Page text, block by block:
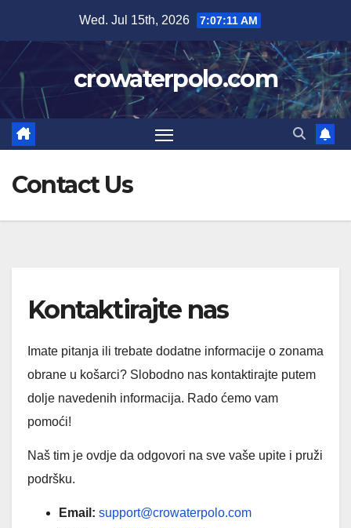
content
Wed. Jul 15th, 2026 7:07:12 AM
crowaterpolo.com
Contact Us
Kontaktirajte nas
Imate pitanja ili trebate dodatne informacije o zonama
obrane u košarci? Slobodno nas kontaktirajte putem
dolje navedenih informacija. Rado ćemo vam
pomoći!
Naš tim je ovdje da odgovori na sve vaše upite i pruži
podršku.
Email: support@crowaterpolo.com